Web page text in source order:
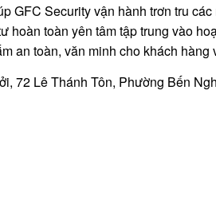
GFC Security vận hành trơn tru
hoàn toàn yên tâm tập trung vào
an toàn, văn minh cho khách
72 Lê Thánh Tôn, Phường Bến